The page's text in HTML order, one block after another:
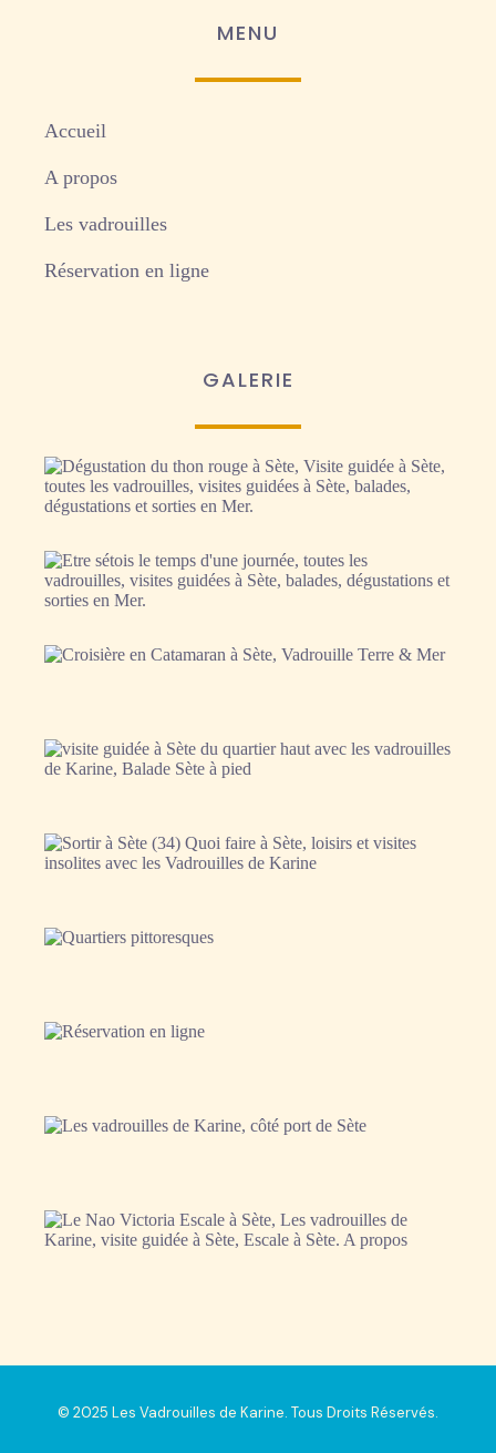
MENU
Accueil
A propos
Les vadrouilles
Réservation en ligne
GALERIE
© 2025 Les Vadrouilles de Karine. Tous Droits Réservés.